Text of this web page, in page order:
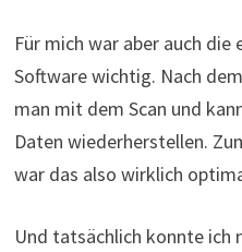
Für mich war aber auch
Software wichtig. Nach
man mit dem Scan und
Daten wiederherstellen.
war das also wirklich
Und tatsächlich konnte ich